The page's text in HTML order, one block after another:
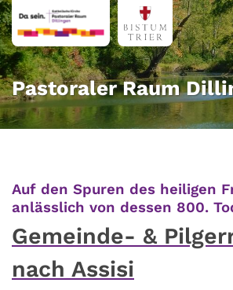
Zum Inhalt springen
Pastoraler Raum
Auf den Spuren des heiligen
anlässlich von dessen 800.
Gemeinde- &
nach Assisi